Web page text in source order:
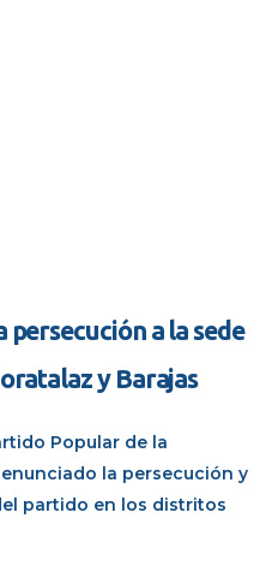
persecución a la sede
y Barajas
Popular de la
la persecución y
partido en los distritos